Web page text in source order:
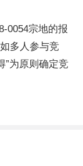
0054宗地的报
多人参与竞
”为原则确定竞